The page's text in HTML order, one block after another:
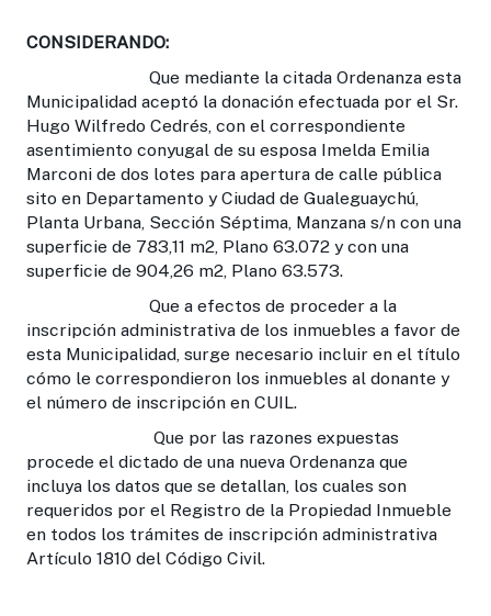
CONSIDERANDO:
Que mediante la citada Ordenanza esta
Municipalidad aceptó la donación efectuada por el Sr.
Hugo Wilfredo Cedrés, con el correspondiente
asentimiento conyugal de su esposa Imelda Emilia
Marconi de dos lotes para apertura de calle pública
sito en Departamento y Ciudad de Gualeguaychú,
Planta Urbana, Sección Séptima, Manzana s/n con una
superficie de 783,11 m2, Plano 63.072 y con una
superficie de 904,26 m2, Plano 63.573.
Que a efectos de proceder a la
inscripción administrativa de los inmuebles a favor de
esta Municipalidad, surge necesario incluir en el título
cómo le correspondieron los inmuebles al donante y
el número de inscripción en CUIL.
Que por las razones expuestas
procede el dictado de una nueva Ordenanza que
incluya los datos que se detallan, los cuales son
requeridos por el Registro de la Propiedad Inmueble
en todos los trámites de inscripción administrativa
Artículo 1810 del Código Civil.